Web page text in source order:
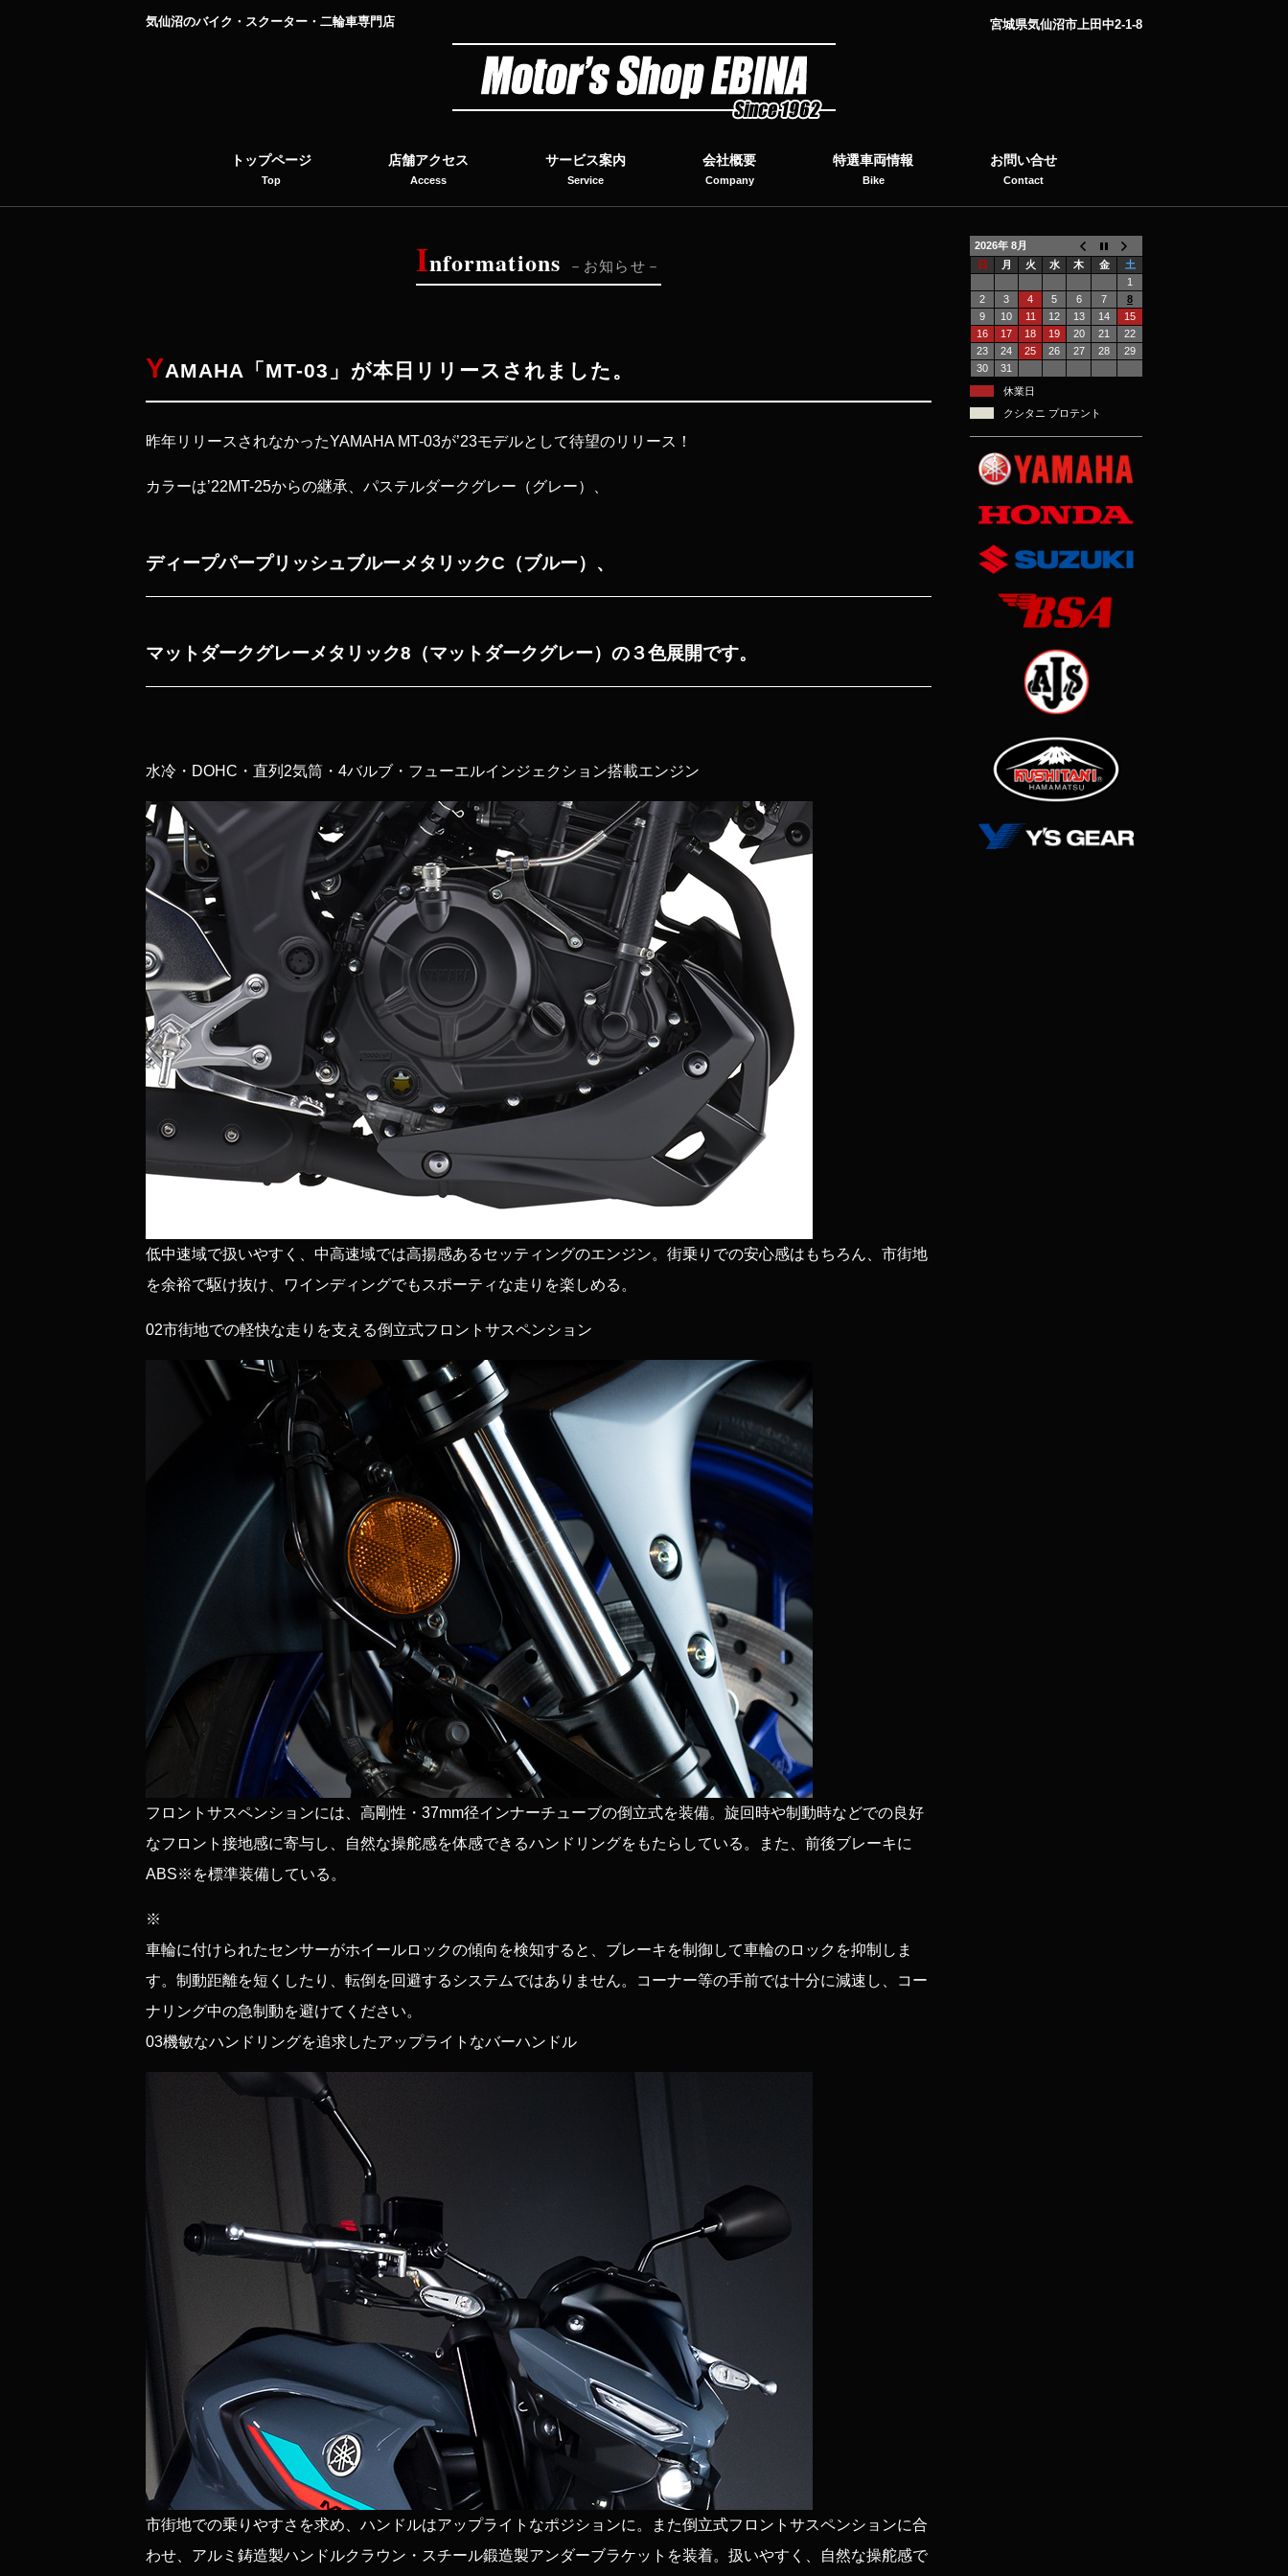
気仙沼のバイク・スクーター・二輪車専門店 宮城県気仙沼市上田中2-1-8
トップページ
Top
店舗アクセス
Access
サービス案内
Service
会社概要
Company
特選車両情報
Bike
お問い合せ
Contact
Informations お知らせ
YAMAHA「MT-03」が本日リリースされました。
昨年リリースされなかったYAMAHA MT-03が’23モデルとして待望のリリース！
カラーは’22MT-25からの継承、 パステルダークグレー （グレー）、
ディープパープリッシュブルーメタリックC （ブルー）、
マットダークグレーメタリック8 （マットダークグレー）の３色展開です。
水冷・DOHC・直列2気筒・4バルブ・フューエルインジェクション搭載エンジン
低中速域で扱いやすく、中高速域では高揚感あるセッティングのエンジン。街乗りでの安心感はもちろん、市街地
を余裕で駆け抜け、ワインディングでもスポーティな走りを楽しめる。
02市街地での軽快な走りを支える倒立式フロントサスペンション
フロントサスペンションには、高剛性・37mm径インナーチューブの倒立式を装備。旋回時や制動時などでの良好
なフロント接地感に寄与し、自然な操舵感を体感できるハンドリングをもたらしている。また、前後ブレーキに
ABS※を標準装備している。
※
車輪に付けられたセンサーがホイールロックの傾向を検知すると、ブレーキを制御して車輪のロックを抑制しま
す。制動距離を短くしたり、転倒を回避するシステムではありません。コーナー等の手前では十分に減速し、コー
ナリング中の急制動を避けてください。
03機敏なハンドリングを追求したアップライトなバーハンドル
市街地での乗りやすさを求め、ハンドルはアップライトなポジションに。また倒立式フロントサスペンションに合
わせ、アルミ鋳造製ハンドルクラウン・スチール鍛造製アンダーブラケットを装着。扱いやすく、自然な操舵感で
2026年 8月
日
月 火 水 木 金
土
1
2
3 4 5 6 7
8
9
10 11 12 13 14
15
16
17 18 19 20 21
22
23
24 25 26 27 28
29
30
31
休業日
クシタニ プロテント